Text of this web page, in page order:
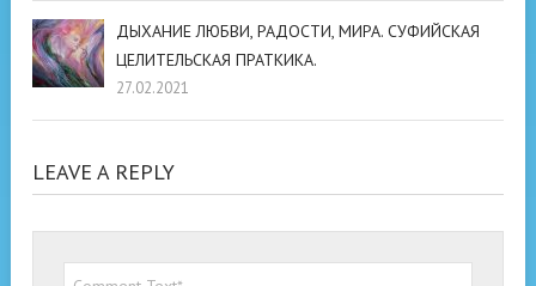
ДЫХАНИЕ ЛЮБВИ, РАДОСТИ, МИРА. СУФИЙСКАЯ
ЦЕЛИТЕЛЬСКАЯ ПРАТКИКА.
27.02.2021
LEAVE A REPLY